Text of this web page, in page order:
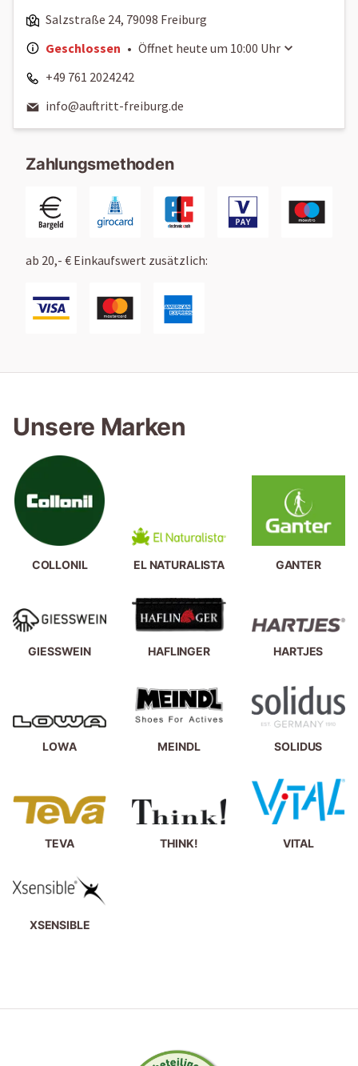
Salzstraße 24, 79098 Freiburg
Geschlossen • Öffnet heute um 10:00 Uhr
+49 761 2024242
info@auftritt-freiburg.de
Zahlungsmethoden
ab 20,- € Einkaufswert zusätzlich:
Unsere Marken
COLLONIL EL NATURALISTA GANTER
GIESSWEIN HAFLINGER HARTJES
LOWA MEINDL SOLIDUS
TEVA THINK! VITAL
XSENSIBLE